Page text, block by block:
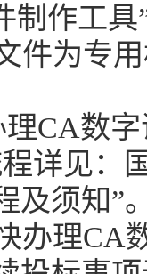
制作工具
件为专
CA数
详见：
及须知”
办理CA